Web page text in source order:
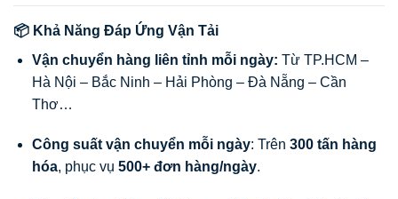
📦 Khả Năng Đáp Ứng Vận Tải
Vận chuyển hàng liên tỉnh mỗi ngày: Từ TP.HCM –
Hà Nội – Bắc Ninh – Hải Phòng – Đà Nẵng – Cần
Thơ…
Công suất vận chuyển mỗi ngày: Trên 300 tấn hàng
hóa, phục vụ 500+ đơn hàng/ngày.